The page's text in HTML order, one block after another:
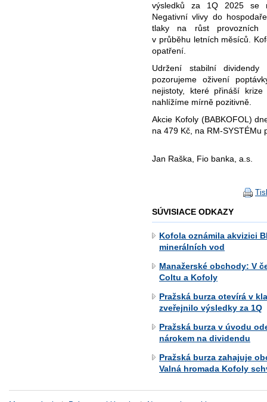
výsledků za 1Q 2025 se
Negativní vlivy do
tlaky na růst provozních
v průběhu letních měsíců.
opatření.
Udržení stabilní
pozorujeme oživení
nejistoty, které přináší
nahlížíme mírně pozitivně.
Akcie Kofoly (BABKOFOL)
na 479 Kč, na RM-SYSTÉMu
Jan Raška, Fio banka, a.s.
SÚVISIACE ODKAZY
Kofola oznámila akvizici
minerálních vod
Manažerské obchody: V
Coltu a Kofoly
Pražská burza otevírá v
zveřejnilo výsledky za 1Q
Pražská burza v úvodu
nárokem na dividendu
Pražská burza zahajuje
Valná hromada Kofoly